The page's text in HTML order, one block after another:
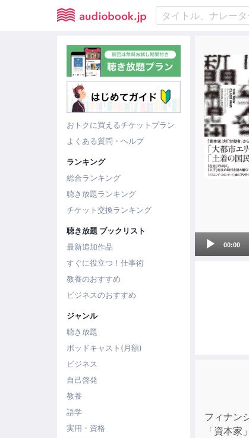
おトクに買えるチケットプラン
よくある質問・ヘルプ
ランキング
総合ランキング
聴き放題ランキング
チケット交換ランキング
聴き放題 ブックリスト
最新追加作品
すぐに役立つ！仕事術
教養のおすすめ
ビジネスのおすすめ
ジャンル
聴き放題
ポッドキャスト(月額)
ビジネス
自己啓発
教養
語学
実用・資格
Audio
00:00
フィナン
「資本